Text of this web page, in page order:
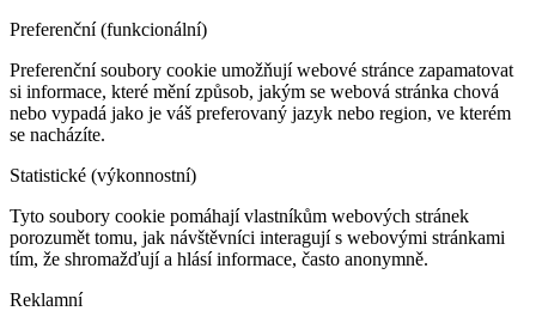
Preferenční (funkcionální)
Preferenční soubory cookie umožňují webové stránce zapamatovat
si informace, které mění způsob, jakým se webová stránka chová
nebo vypadá jako je váš preferovaný jazyk nebo region, ve kterém
se nacházíte.
Statistické (výkonnostní)
Tyto soubory cookie pomáhají vlastníkům webových stránek
porozumět tomu, jak návštěvníci interagují s webovými stránkami
tím, že shromažďují a hlásí informace, často anonymně.
Reklamní